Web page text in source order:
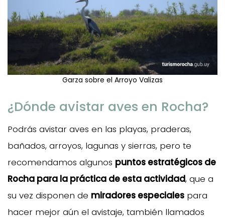
Garza sobre el Arroyo Valizas
¿Dónde avistar aves en Rocha?
Podrás avistar aves en las playas, praderas,
bañados, arroyos, lagunas y sierras, pero te
recomendamos algunos puntos estratégicos de
Rocha para la práctica de esta actividad, que a
su vez disponen de miradores especiales para
hacer mejor aún el avistaje, también llamados